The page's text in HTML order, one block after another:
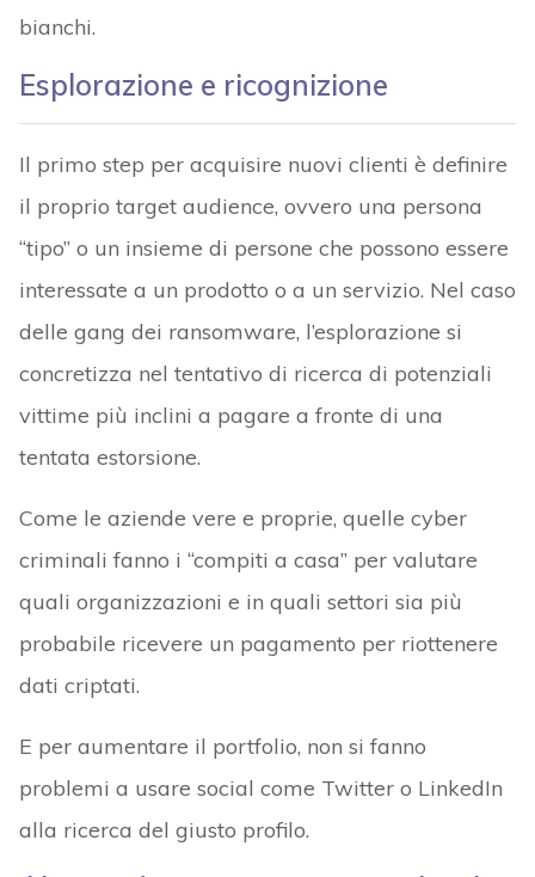
bianchi.
Esplorazione e ricognizione
Il primo step per acquisire nuovi clienti è definire
il proprio target audience, ovvero una persona
“tipo” o un insieme di persone che possono essere
interessate a un prodotto o a un servizio. Nel caso
delle gang dei ransomware, l’esplorazione si
concretizza nel tentativo di ricerca di potenziali
vittime più inclini a pagare a fronte di una
tentata estorsione.
Come le aziende vere e proprie, quelle cyber
criminali fanno i “compiti a casa” per valutare
quali organizzazioni e in quali settori sia più
probabile ricevere un pagamento per riottenere
dati criptati.
E per aumentare il portfolio, non si fanno
problemi a usare social come Twitter o LinkedIn
alla ricerca del giusto profilo.